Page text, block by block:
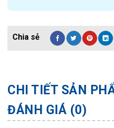
CHI TIẾT SẢN
ĐÁNH GIÁ (0)